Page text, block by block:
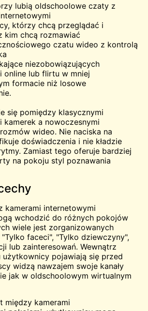
lubią oldschoolowe czaty z
którzy chcą przeglądać i
kim chcą rozmawiać
czatu wideo z kontrolą
niezobowiązujących
online lub flirtu w mniej
formacie niż losowe
się pomiędzy klasycznymi
kamerek a nowoczesnymi
wideo. Nie naciska na
doświadczenia i nie kładzie
Zamiast tego oferuje bardziej
na pokoju styl poznawania
kamerami internetowymi
wchodzić do różnych pokojów
wiele jest zorganizowanych
"Tylko faceci", "Tylko dziewczyny",
lub zainteresowań. Wewnątrz
pojawiają się przed
widzą nawzajem swoje kanały
jak w oldschoolowym wirtualnym
między kamerami